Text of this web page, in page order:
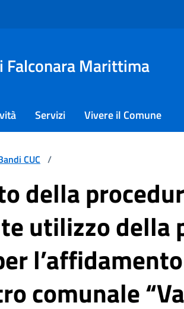
Falconara Marittima
Servizi Vivere il Comune
CUC /
della
utilizzo della
comunale